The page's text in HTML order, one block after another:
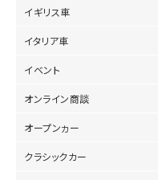
イギリス車
イタリア車
イベント
オンライン商談
オープンヵー
クラシックカー